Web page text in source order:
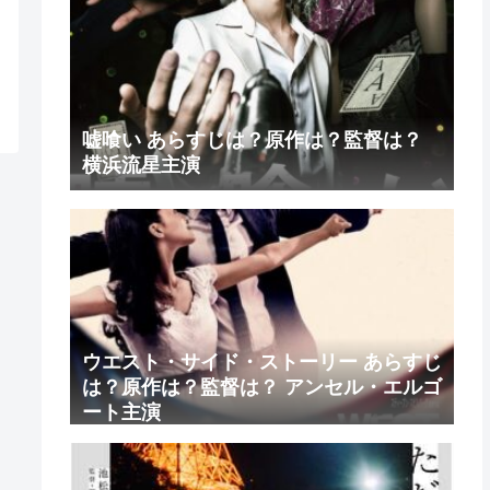
嘘喰い あらすじは？原作は？監督は？
横浜流星主演
ウエスト・サイド・ストーリー あらすじ
は？原作は？監督は？ アンセル・エルゴ
ート主演